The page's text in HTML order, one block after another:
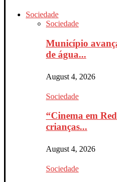
Sociedade
Sociedade
Município
de água...
August 4, 2026
Sociedade
“Cinema em
crianças...
August 4, 2026
Sociedade